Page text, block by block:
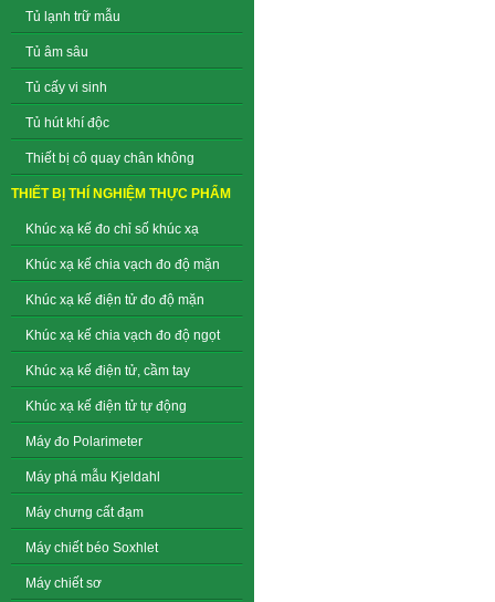
Tủ lạnh trữ mẫu
Tủ âm sâu
Tủ cấy vi sinh
Tủ hút khí độc
Thiết bị cô quay chân không
THIẾT BỊ THÍ NGHIỆM THỰC PHẨM
Khúc xạ kế đo chỉ số khúc xạ
Khúc xạ kế chia vạch đo độ mặn
Khúc xạ kế điện tử đo độ mặn
Khúc xạ kế chia vạch đo độ ngọt
Khúc xạ kế điện tử, cầm tay
Khúc xạ kế điện tử tự động
Máy đo Polarimeter
Máy phá mẫu Kjeldahl
Máy chưng cất đạm
Máy chiết béo Soxhlet
Máy chiết sơ